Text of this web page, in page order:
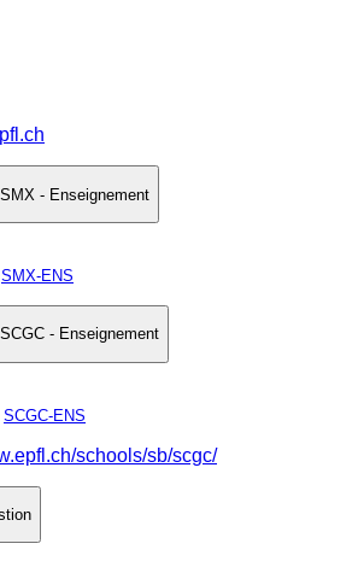
SMX - Enseignement
SMX-ENS
SCGC - Enseignement
SCGC-ENS
schools/sb/scgc/